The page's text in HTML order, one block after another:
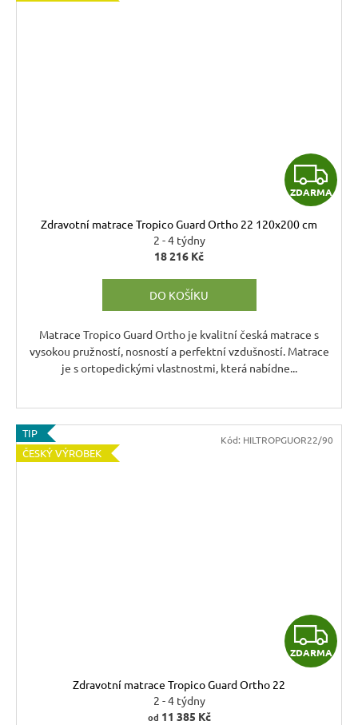
Z
D
A
ZDARMA
Zdravotní matrace Tropico Guard Ortho 22 120x200 cm
2 - 4 týdny
18 216 Kč
DO KOŠÍKU
Matrace Tropico Guard Ortho je kvalitní česká matrace s
vysokou pružností, nosností a perfektní vzdušností. Matrace
je s ortopedickými vlastnostmi, která nabídne...
TIP
ČESKÝ VÝROBEK
Z
D
ZDARMA
Zdravotní matrace Tropico Guard Ortho 22
2 - 4 týdny
od 11 385 Kč
Kód: HILTROPGUOR22/90